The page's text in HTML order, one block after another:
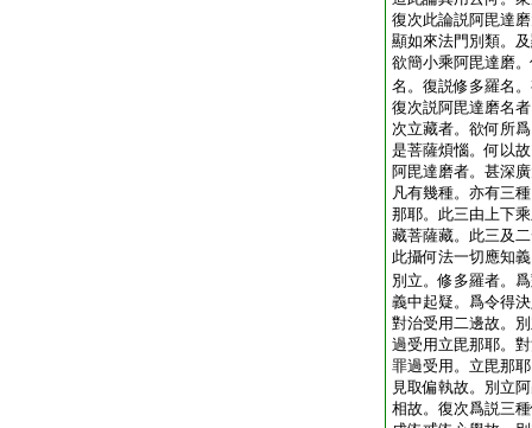
復次此論説阿毘達
顯如來法門別類。
欲簡小乘阿毘達磨
名。復説修多羅名
復次説阿毘達磨名
次立藏者。欲何所
是菩薩煩惱。何以
阿毘達磨者。甚深
凡有幾種。亦有三
那耶。此三由上下
藏菩薩藏。此三及
此攝何法一切應知
別立。修多羅者。
義中起疑。爲令得
對治受用二邊故。
過受用立毘那耶。
罪過受用。立毘那
見取偏執故。別立
相故。復次爲説三